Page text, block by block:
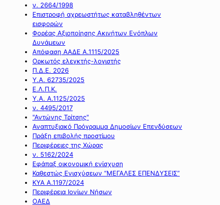
ν. 2664/1998
Επιστροφή αχρεωστήτως καταβληθέντων
εισφορών
Φορέας Αξιοποίησης Ακινήτων Ενόπλων
Δυνάμεων
Απόφαση ΑΑΔΕ Α.1115/2025
Ορκωτός ελεγκτής-λογιστής
Π.Δ.Ε. 2026
Υ.Α. 62735/2025
Ε.Λ.Π.Κ.
Υ.Α. Α.1125/2025
ν. 4495/2017
"Αντώνης Τρίτσης"
Αναπτυξιακό Πρόγραμμα Δημοσίων Επενδύσεων
Πράξη επιβολής προστίμου
Περιφέρειες της Χώρας
ν. 5162/2024
Εφάπαξ οικονομική ενίσχυση
Καθεστώς Ενισχύσεων “ΜΕΓΑΛΕΣ ΕΠΕΝΔΥΣΕΙΣ”
ΚΥΑ Α.1197/2024
Περιφέρεια Ιονίων Νήσων
ΟΑΕΔ